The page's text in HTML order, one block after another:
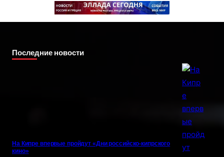
Последние новости
На Кипре впервые пройдут «Дни российско-кипрского
кино»